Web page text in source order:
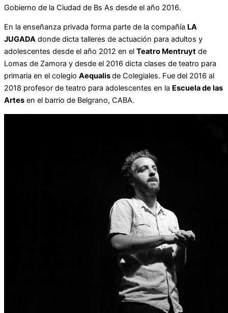
Gobierno de la Ciudad de Bs As desde el año 2016.
En la enseñanza privada forma parte de la compañía LA
JUGADA donde dicta talleres de actuación para adultos y
adolescentes desde el año 2012 en el Teatro Mentruyt de
Lomas de Zamora y desde el 2016 dicta clases de teatro para
primaria en el colegio Aequalisde Colegiales. Fue del 2016 al
2018 profesor de teatro para adolescentes en la Escuela de las
Artes en el barrio de Belgrano, CABA.